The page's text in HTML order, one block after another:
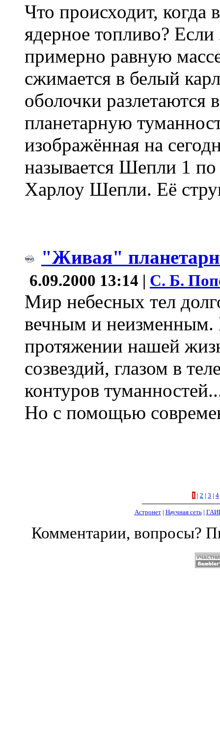
Что происходит, когда
ядерное топливо? Если
примерно равную
сжимается в белый
оболочки разлетаются
планетарную
изображённая на
называется Шепли 1
Харлоу Шепли. Её
"Живая"
6.09.2000 13:14 | С. Б.
Мир небесных тел
вечным и неизменным.
протяжении нашей
созвездий, глазом в
контуров
Но с помощью
1 | 2 | 3 | 4
Астронет| Научная сеть|
Комментарии, вопросы?